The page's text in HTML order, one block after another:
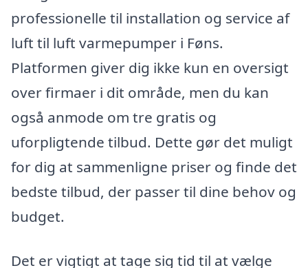
professionelle til installation og service af
luft til luft varmepumper i Føns.
Platformen giver dig ikke kun en oversigt
over firmaer i dit område, men du kan
også anmode om tre gratis og
uforpligtende tilbud. Dette gør det muligt
for dig at sammenligne priser og finde det
bedste tilbud, der passer til dine behov og
budget.
Det er vigtigt at tage sig tid til at vælge